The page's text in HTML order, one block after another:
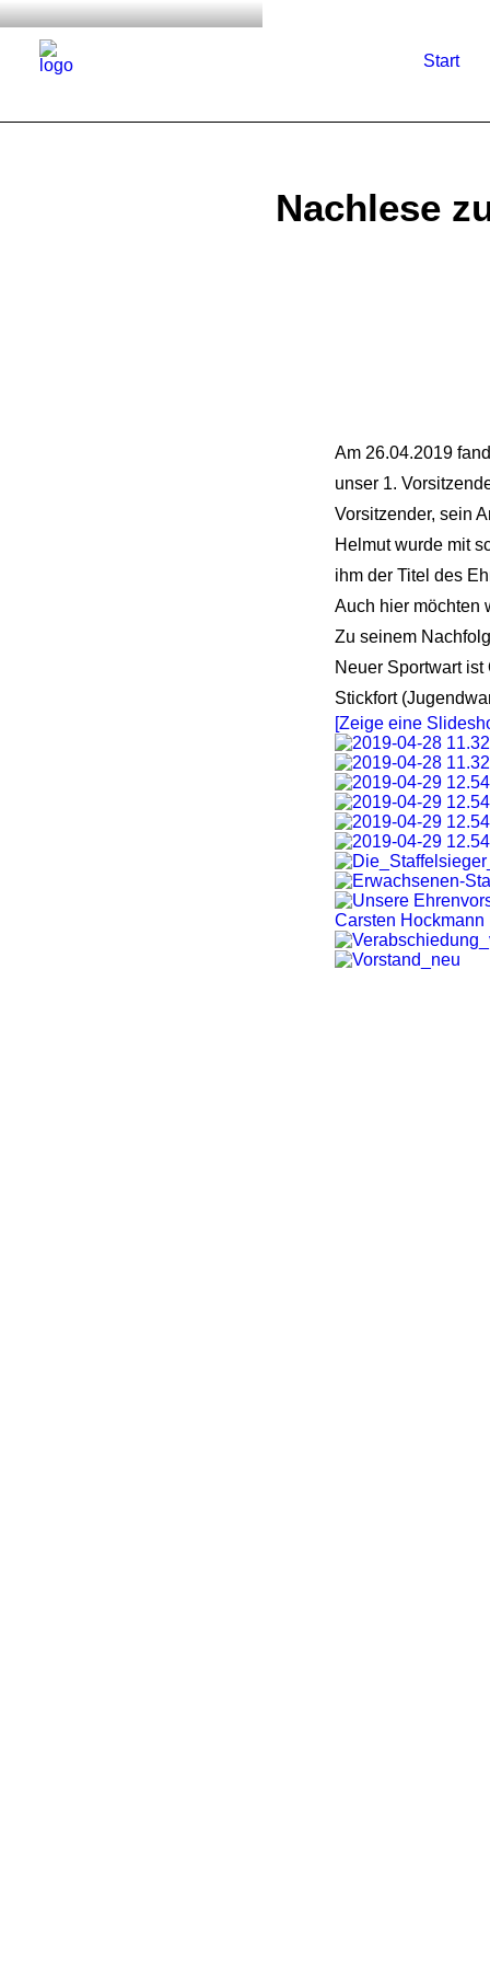
Start
Nachlese
Am 26.04.2019
unser 1.
Vorsitzender, sein
Helmut wurde mit
ihm der Titel des
Auch hier möchten
Zu seinem
Neuer Sportwart ist
Stickfort
[Zeige eine